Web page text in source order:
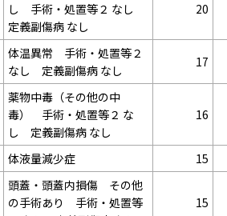
し 手術・処置等２ なし
定義副傷病 なし
20
体温異常 手術・処置等２
なし 定義副傷病 なし
17
薬物中毒（その他の中
毒） 手術・処置等２ な
し 定義副傷病 なし
16
体液量減少症 15
頭蓋・頭蓋内損傷 その他
の手術あり 手術・処置等
15